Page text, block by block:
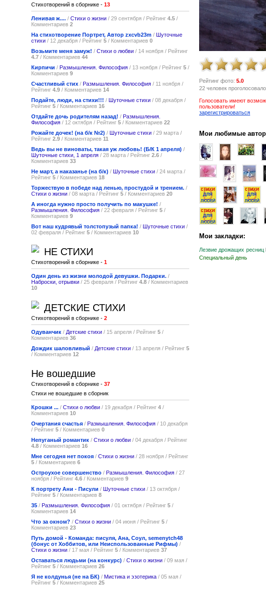
Стихотворений в сборнике - 13
Ленивая ж.... / Стихи о жизни / 29 сентября / Рейтинг 4.5 /
Комментариев 2
На стихотворение Портрет, Автор zxcvb23m / Шуточные
стихи / 12 декабря / Рейтинг 5 / Комментариев 0
Возьмите меня замуж! / Стихи о любви / 14 ноября / Рейтинг
4.7 / Комментариев 44
Кирпичи / Размышления. Философия / 13 ноября / Рейтинг 5 /
Комментариев 9
Счастливый стих / Размышления. Философия / 11 ноября /
Рейтинг 4.9 / Комментариев 14
Подайте, люди, на стихи!!! / Шуточные стихи / 08 декабря /
Рейтинг 5 / Комментариев 16
Отдайте дочь родителям назад! / Размышления.
Философия / 12 октября / Рейтинг 5 / Комментариев 22
Рожайте дочек! (на б/к №2) / Шуточные стихи / 29 марта /
Рейтинг 2.9 / Комментариев 11
Ведь вы не виноваты, такая уж любовь! (Б/К 1 апреля) /
Шуточные стихи, 1 апреля / 28 марта / Рейтинг 2.6 /
Комментариев 33
Не март, а наказанье (на б/к) / Шуточные стихи / 24 марта /
Рейтинг 5 / Комментариев 18
Торжествую в победе над ленью, простудой и трением. /
Стихи о жизни / 08 марта / Рейтинг 5 / Комментариев 20
А иногда нужно просто получить по макушке! /
Размышления. Философия / 22 февраля / Рейтинг 5 /
Комментариев 9
Вот наш кудрявый толстопузый папка! / Шуточные стихи /
02 февраля / Рейтинг 5 / Комментариев 10
НЕ СТИХИ
Стихотворений в сборнике - 1
Один день из жизни молодой девушки. Подарки. /
Наброски, отрывки / 25 февраля / Рейтинг 4.8 / Комментариев
10
ДЕТСКИЕ СТИХИ
Стихотворений в сборнике - 2
Одуванчик / Детские стихи / 15 апреля / Рейтинг 5 /
Комментариев 36
Дождик шаловливый / Детские стихи / 13 апреля / Рейтинг 5
/ Комментариев 12
Не вошедшие
Стихотворений в сборнике - 37
Стихи не вошедшие в сборник
Крошки ... / Стихи о любви / 19 декабря / Рейтинг 4 /
Комментариев 10
Очертания счастья / Размышления. Философия / 10 декабря
/ Рейтинг 5 / Комментариев 0
Непуганый романтик / Стихи о любви / 04 декабря / Рейтинг
4.8 / Комментариев 16
Мне сегодня нет покоя / Стихи о жизни / 28 ноября / Рейтинг
5 / Комментариев 6
Остроухое совершенство / Размышления. Философия / 27
ноября / Рейтинг 4.6 / Комментариев 9
К портрету Ани - Писули / Шуточные стихи / 13 октября /
Рейтинг 5 / Комментариев 8
35 / Размышления. Философия / 01 октября / Рейтинг 5 /
Комментариев 14
Что за окном? / Стихи о жизни / 04 июня / Рейтинг 5 /
Комментариев 23
Путь домой - Команда: писуля, Ана, Соул, semenytch48
(бонус от Хоббитов, или Неиспользованные Рифмы) /
Стихи о жизни / 17 мая / Рейтинг 5 / Комментариев 37
Оставаться людьми (на конкурс) / Стихи о жизни / 09 мая /
Рейтинг 5 / Комментариев 26
Я не колдунья (не на БК) / Мистика и эзотерика / 05 мая /
Рейтинг 5 / Комментариев 25
Рейтинг фото: 5.0
22 человек проголосовало
Голосовать имеют
пользователи!
зарегистрироваться
Мои любимые
Мои закладки:
Лезвие дрожащих ресниц
Специальный день